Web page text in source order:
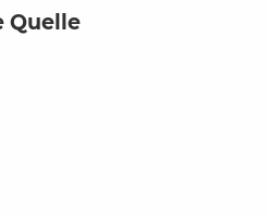
Quelle